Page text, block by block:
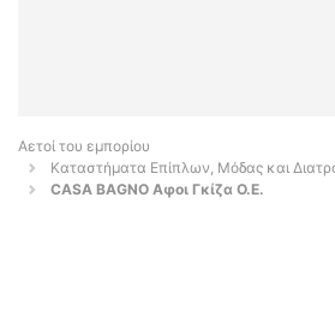
Αετοί του εμπορίου
Καταστήματα Επίπλων, Μόδας και
CASA BAGNO Αφοι Γκίζα Ο.Ε.